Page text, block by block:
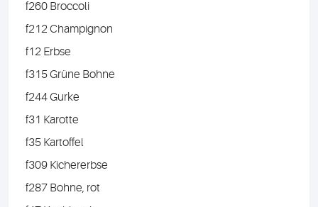
f260 Broccoli
f212 Champignon
f12 Erbse
f315 Grüne Bohne
f244 Gurke
f31 Karotte
f35 Kartoffel
f309 Kichererbse
f287 Bohne, rot